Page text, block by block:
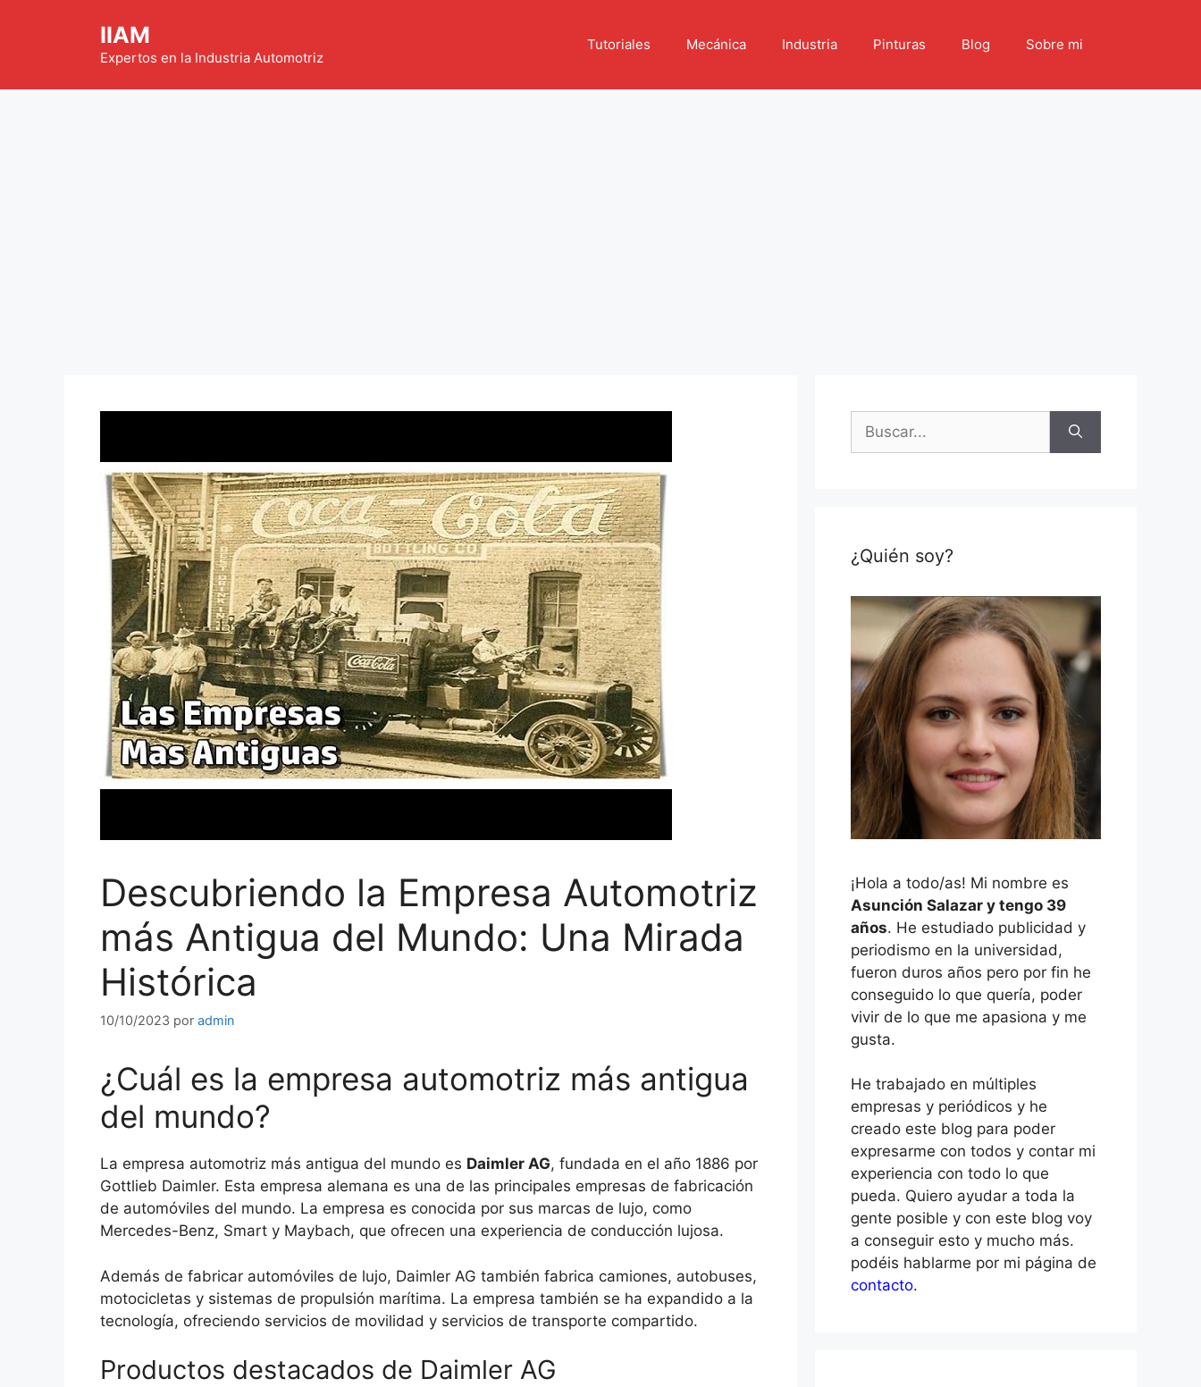
IIAM
Expertos en la Industria Automotriz
Tutoriales Mecánica Industria Pinturas Blog Sobre mi
Descubriendo la Empresa Automotriz
más Antigua del Mundo: Una Mirada
Histórica
10/10/2023 por admin
¿Cuál es la empresa automotriz más antigua
del mundo?
La empresa automotriz más antigua del mundo es Daimler AG, fundada en el año 1886 por
Gottlieb Daimler. Esta empresa alemana es una de las principales empresas de fabricación
de automóviles del mundo. La empresa es conocida por sus marcas de lujo, como
Mercedes-Benz, Smart y Maybach, que ofrecen una experiencia de conducción lujosa.
Además de fabricar automóviles de lujo, Daimler AG también fabrica camiones, autobuses,
motocicletas y sistemas de propulsión marítima. La empresa también se ha expandido a la
tecnología, ofreciendo servicios de movilidad y servicios de transporte compartido.
Productos destacados de Daimler AG
Buscar:
¿Quién soy?
¡Hola a todo/as! Mi nombre es
Asunción Salazar y tengo 39
años. He estudiado publicidad y
periodismo en la universidad,
fueron duros años pero por fin he
conseguido lo que quería, poder
vivir de lo que me apasiona y me
gusta.
He trabajado en múltiples
empresas y periódicos y he
creado este blog para poder
expresarme con todos y contar mi
experiencia con todo lo que
pueda. Quiero ayudar a toda la
gente posible y con este blog voy
a conseguir esto y mucho más.
podéis hablarme por mi página de
contacto.